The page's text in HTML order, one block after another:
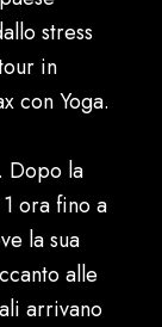
stress
in
con Yoga.
Dopo la
ora fino a
la sua
alle
arrivano